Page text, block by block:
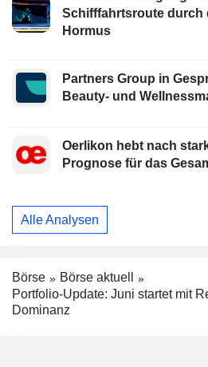
Schifffahrtsroute durch
Hormus
Partners Group in
Beauty- und
Oerlikon hebt nach
Prognose für das
Alle Analysen
Börse
Börse aktuell
Portfolio-Update: Juni startet mit
Dominanz